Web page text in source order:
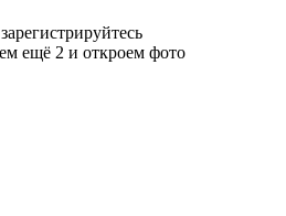
ещё 2 и откроем фото